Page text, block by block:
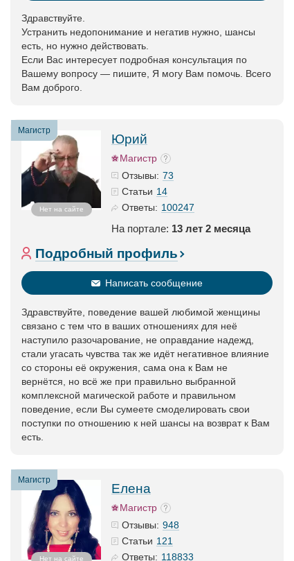
Здравствуйте.
Устранить недопонимание и негатив нужно, шансы
есть, но нужно действовать.
Если Вас интересует подробная консультация по
Вашему вопросу — пишите, Я могу Вам помочь. Всего
Вам доброго.
Магистр
Нет на сайте
Юрий
Магистр
Отзывы: 73
Статьи 14
Ответы: 100247
На портале: 13 лет 2 месяца
Подробный профиль
Написать сообщение
Здравствуйте, поведение вашей любимой женщины
связано с тем что в ваших отношениях для неё
наступило разочарование, не оправдание надежд,
стали угасать чувства так же идёт негативное влияние
со стороны её окружения, сама она к Вам не
вернётся, но всё же при правильно выбранной
комплексной магической работе и правильном
поведение, если Вы сумеете смоделировать свои
поступки по отношению к ней шансы на возврат к Вам
есть.
Магистр
Нет на сайте
Елена
Магистр
Отзывы: 948
Статьи 121
Ответы: 118833